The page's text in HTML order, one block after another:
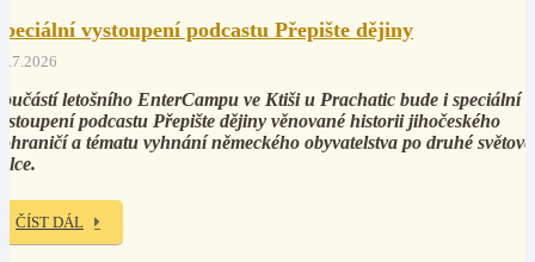
vystoupení podcastu Přepište dějiny
letošního EnterCampu ve Ktiši u Prachatic bude i speciální
podcastu Přepište dějiny věnované historii jihočeského
a tématu vyhnání německého obyvatelstva po druhé světové
ČÍST DÁL